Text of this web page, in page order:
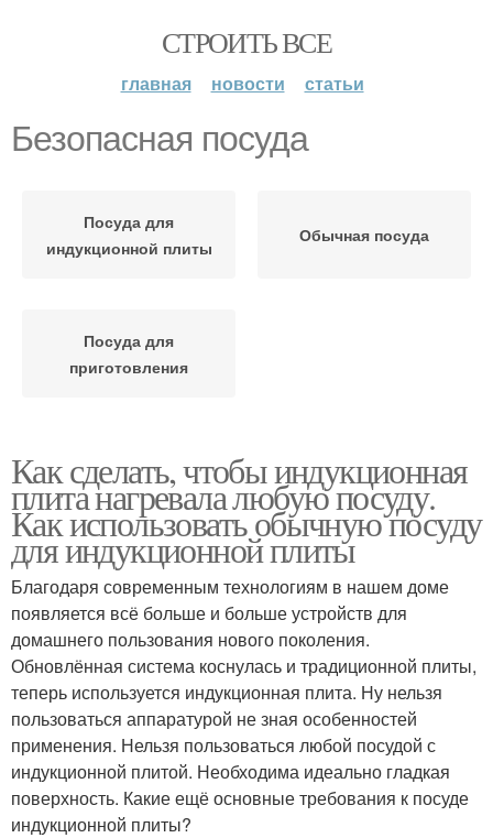
СТРОИТЬ ВСЕ
главная новости статьи
Безопасная посуда
Посуда для
индукционной плиты
Обычная посуда
Посуда для
приготовления
Как сделать, чтобы индукционная
плита нагревала любую посуду.
Как использовать обычную посуду
для индукционной плиты
Благодаря современным технологиям в нашем доме
появляется всё больше и больше устройств для
домашнего пользования нового поколения.
Обновлённая система коснулась и традиционной плиты,
теперь используется индукционная плита. Ну нельзя
пользоваться аппаратурой не зная особенностей
применения. Нельзя пользоваться любой посудой с
индукционной плитой. Необходима идеально гладкая
поверхность. Какие ещё основные требования к посуде
индукционной плиты?